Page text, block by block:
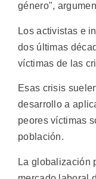
género",
Los activistas e
dos últimas
víctimas de las
Esas crisis
desarrollo a
peores víctimas
población.
La globalización